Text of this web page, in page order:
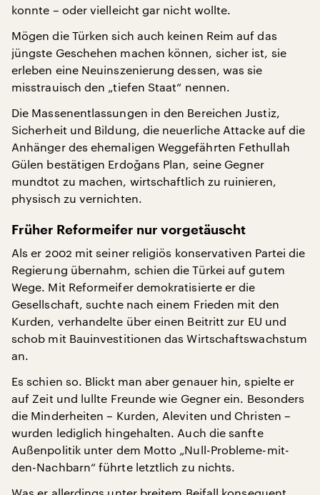
konnte – oder vielleicht gar nicht wollte.
Mögen die Türken sich auch keinen Reim auf das
jüngste Geschehen machen können, sicher ist, sie
erleben eine Neuinszenierung dessen, was sie
misstrauisch den „tiefen Staat“ nennen.
Die Massenentlassungen in den Bereichen Justiz,
Sicherheit und Bildung, die neuerliche Attacke auf die
Anhänger des ehemaligen Weggefährten Fethullah
Gülen bestätigen Erdoğans Plan, seine Gegner
mundtot zu machen, wirtschaftlich zu ruinieren,
physisch zu vernichten.
Früher Reformeifer nur vorgetäuscht
Als er 2002 mit seiner religiös konservativen Partei die
Regierung übernahm, schien die Türkei auf gutem
Wege. Mit Reformeifer demokratisierte er die
Gesellschaft, suchte nach einem Frieden mit den
Kurden, verhandelte über einen Beitritt zur EU und
schob mit Bauinvestitionen das Wirtschaftswachstum
an.
Es schien so. Blickt man aber genauer hin, spielte er
auf Zeit und lullte Freunde wie Gegner ein. Besonders
die Minderheiten – Kurden, Aleviten und Christen –
wurden lediglich hingehalten. Auch die sanfte
Außenpolitik unter dem Motto „Null-Probleme-mit-
den-Nachbarn“ führte letztlich zu nichts.